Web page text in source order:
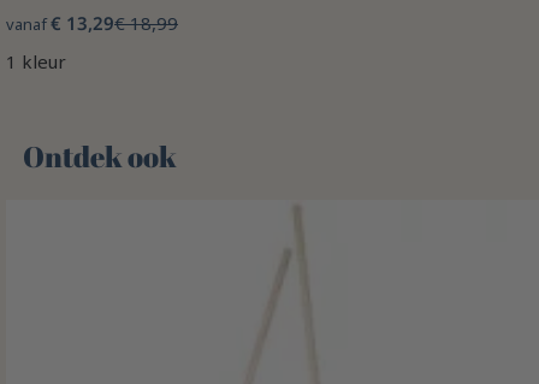
vanaf€ 13,29€ 18,99
1 kleur
Ontdek ook 🌻